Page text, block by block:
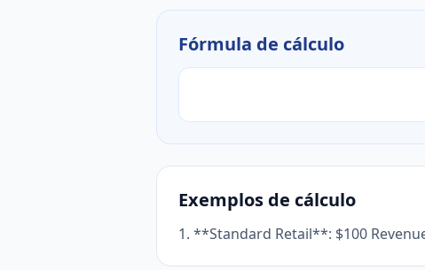
Fórmula de cálculo
Exemplos de cálculo
1. **Standard Retail**: $100